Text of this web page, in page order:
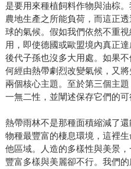
是要用來種植飼料作物與油棕
農地生產之所能負荷，而這正
球的氣候。假如我們依然不重
用，即使德國或歐盟境內真正
後代子孫也沒多大用處。如果
何經由熱帶劇烈改變氣候，又
兩個核心主題。至於第三個主
一無二性，並闡述保存它們的可
熱帶雨林不是那種面積縮減了
物種最豐富的棲息環境，這裡
他區域。人造的多樣性與美景
豐富多樣與美麗卻不行。我們